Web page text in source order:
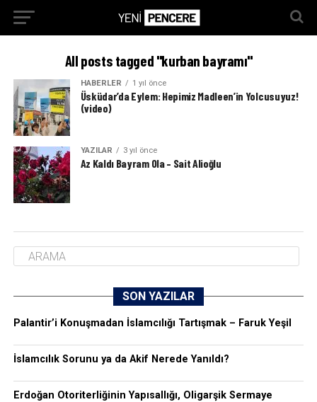
All posts tagged "kurban bayramı"
HABERLER 1 yıl önce
Üsküdar’da Eylem: Hepimiz Madleen’in Yolcusuyuz!
(video)
YAZILAR 3 yıl önce
Az Kaldı Bayram Ola – Sait Alioğlu
SON YAZILAR
Palantir’i Konuşmadan İslamcılığı Tartışmak – Faruk Yeşil
İslamcılık Sorunu ya da Akif Nerede Yanıldı?
Erdoğan Otoriterliğinin Yapısallığı, Oligarşik Sermaye